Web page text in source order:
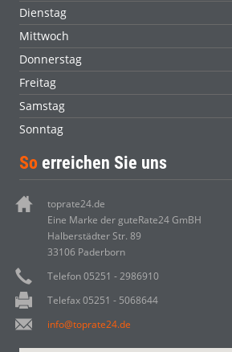
Dienstag
Mittwoch
Donnerstag
Freitag
Samstag
Sonntag
So erreichen Sie uns
toprate24.de
Eine Marke der guteRate24 GmBH
Halberstädter Str. 89
33106 Paderborn
Telefon 05251 - 2986910
Telefax 05251 - 5068644
info@toprate24.de